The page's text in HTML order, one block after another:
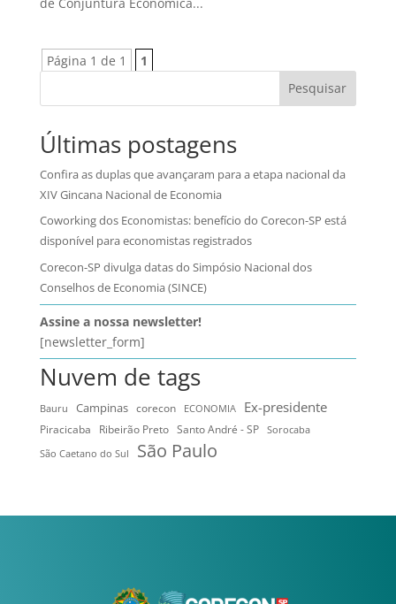
Página 1 de 1
1
Pesquisar
Últimas postagens
Confira as duplas que avançaram para a etapa nacional da
XIV Gincana Nacional de Economia
Coworking dos Economistas: benefício do Corecon-SP está
disponível para economistas registrados
Corecon-SP divulga datas do Simpósio Nacional dos
Conselhos de Economia (SINCE)
Assine a nossa newsletter!
[newsletter_form]
Nuvem de tags
Bauru Campinas corecon ECONOMIA Ex-presidente
Piracicaba Ribeirão Preto Santo André - SP
Sorocaba
São Caetano do Sul
São Paulo